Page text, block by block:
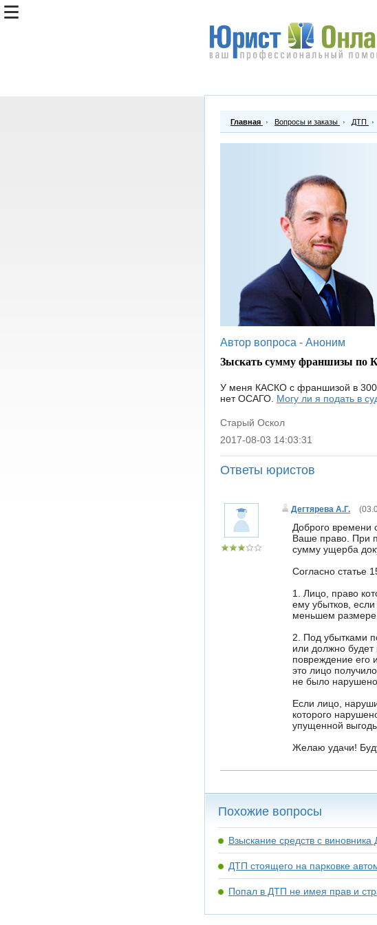
Главная Вопросы и заказы ДТП
Автор вопроса - Аноним
Зыскать сумму франшизы
У меня КАСКО с франшизой в
нет ОСАГО. Могу ли я подать в
Старый Оскол
|
2017-08-03 14:03:31
Ответы юристов
Дегтярева А.Г. (
Доброго времени
Ваше право. При
сумму ущерба
Согласно статье
1. Лицо, право
ему убытков,
меньшем размере.
2. Под убытками
или должно будет
повреждение его
это лицо
не было
Если лицо,
которого
упущенной
Желаю удачи!
Похожие вопросы
Взыскание средств с виновника
ДТП стоящего на парковке
Попал в ДТП не имея прав и